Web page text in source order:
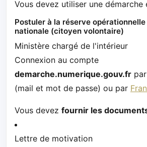
Vous devez utiliser une démarche
Postuler à la réserve
nationale (citoyen volontaire)
Ministère chargé de l'intérieur
Connexion au compte
demarche.numerique.gouv.fr
(mail et mot de passe) ou par
Vous devez fournir les
Lettre de motivation